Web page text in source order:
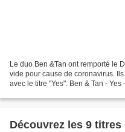
Le duo Ben &Tan ont remporté le
vide pour cause de coronavirus.
avec le titre "Yes". Ben & Tan -
Découvrez les 9